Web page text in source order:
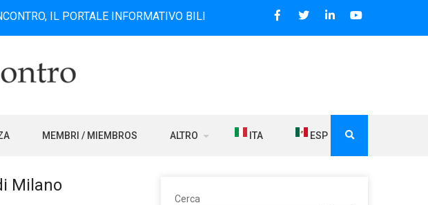
IL PORTALE INFORMATIVO BILINGUE CHE DAL 2006 DIFFONDE NOTIZIE SUI
MEMBRI / MIEMBROS ALTRO ITA ESP
Milano
Cerca